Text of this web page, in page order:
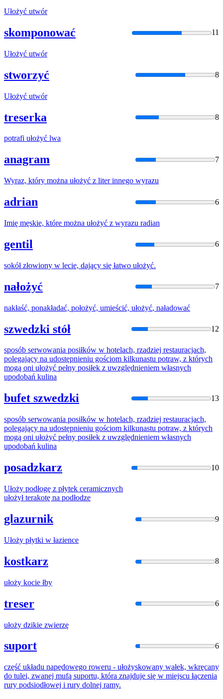
Ułożyć utwór
skomponować 11
Ułożyć utwór
stworzyć 8
Ułożyć utwór
treserka 8
potrafi ułożyć lwa
anagram 7
Wyraz, który można ułożyć z liter innego wyrazu
adrian 6
Imię męskie, które można ułożyć z wyrazu radian
gentil 6
sokół złowiony w lecie, dający się łatwo ułożyć.
nałożyć 7
nakłaść, ponakładać, położyć, umieścić, ułożyć, naładować
szwedzki stół 12
sposób serwowania posiłków w hotelach, rzadziej restauracjach,
polegający na udostępnieniu gościom kilkunastu potraw, z których
mogą oni ułożyć pełny posiłek z uwzględnieniem własnych
upodobań kulina
bufet szwedzki 13
sposób serwowania posiłków w hotelach, rzadziej restauracjach,
polegający na udostępnieniu gościom kilkunastu potraw, z których
mogą oni ułożyć pełny posiłek z uwzględnieniem własnych
upodobań kulina
posadzkarz 10
Ułoży podłogę z płytek ceramicznych
ułożył terakotę na podłodze
glazurnik 9
Ułoży płytki w łazience
kostkarz 8
ułoży kocie łby
treser 6
ułoży dzikie zwierzę
suport 6
część układu napędowego roweru - ułożyskowany wałek, wkręcany
do tulei, zwanej mufą suportu, która znajduje się w miejscu łączenia
rury podsiodłowej i rury dolnej ramy.